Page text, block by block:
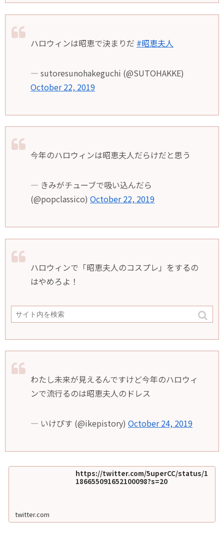
ハロウィンは昭恵で決まりだ #昭恵夫人
— sutoresunohakeguchi (@SUTOHAKKE)
October 22, 2019
今年のハロウィンは昭恵夫人だらけだと思う
— きみがチューブで吸い込んだら
(@popclassico) October 22, 2019
ハロウィンで「昭恵夫人のコスプレ」をするの
はやめろよ！
— こうきち (@koupyan)
わたし未来が見えるんですけど今年のハロウィ
ンで流行るのは昭恵夫人のドレス
— いけぴす (@ikepistory) October 24, 2019
https://twitter.com/5uperCC/status/1
186655091652100098?s=20
twitter.com